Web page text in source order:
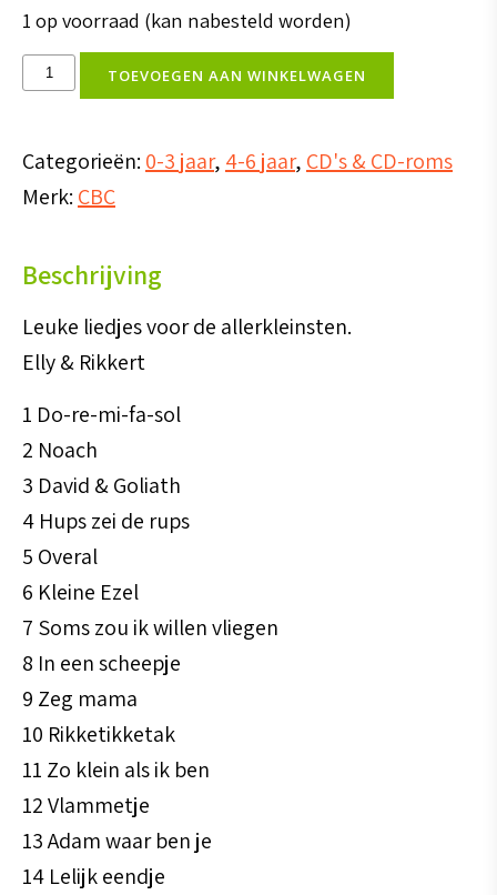
1 op voorraad (kan nabesteld worden)
allerkleinsten
1
TOEVOEGEN AAN WINKELWAGEN
Categorieën: 0-3 jaar, 4-6 jaar, CD's & CD-roms
Merk: CBC
Beschrijving
Leuke liedjes voor de allerkleinsten.
Elly & Rikkert
1 Do-re-mi-fa-sol
2 Noach
3 David & Goliath
4 Hups zei de rups
5 Overal
6 Kleine Ezel
7 Soms zou ik willen vliegen
8 In een scheepje
9 Zeg mama
10 Rikketikketak
11 Zo klein als ik ben
12 Vlammetje
13 Adam waar ben je
14 Lelijk eendje